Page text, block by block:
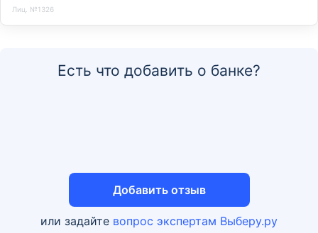
Лиц. №1326
Есть что добавить о банке?
Добавить отзыв
или задайте вопрос экспертам Выберу.ру